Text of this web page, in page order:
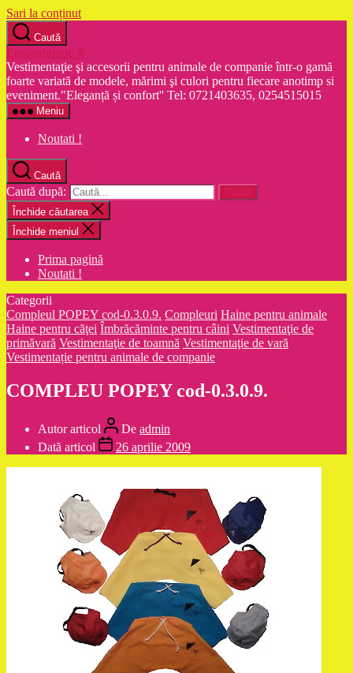
Sari la conținut
Caută
Euroanimode ®
Vestimentaţie şi accesorii pentru animale de companie într-o gamă
foarte variată de modele, mărimi şi culori pentru fiecare anotimp si
eveniment."Eleganță și confort'' Tel: 0721403635, 0254515015
Meniu
Noutati !
Caută
Caută după:
Închide căutarea
Închide meniul
Prima pagină
Noutati !
Categorii
Compleul POPEY cod-0.3.0.9. Compleuri Haine pentru animale
Haine pentru căţei Îmbrăcăminte pentru câini Vestimentaţie de
primăvară Vestimentaţie de toamnă Vestimentaţie de vară
Vestimentație pentru animale de companie
COMPLEU POPEY cod-0.3.0.9.
Autor articol De admin
Dată articol
26 aprilie 2009